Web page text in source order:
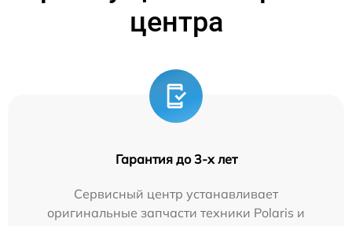
центра
Гарантия до 3-х лет
Сервисный центр устанавливает
оригинальные запчасти техники Polaris и